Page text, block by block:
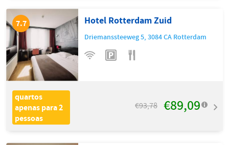
7.7 Hotel Rotterdam Zuid
Driemanssteeweg 5,3084 CA Rotterdam
quartos
apenas para 2
pessoas
€93,78 €89,09